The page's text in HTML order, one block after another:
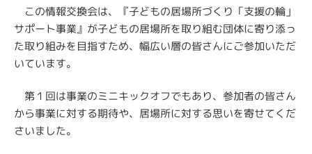
この情報交換会は、『子どもの居場所づくり「支援の輪」
サポート事業』が子どもの居場所を取り組む団体に寄り添っ
た取り組みを目指すため、幅広い層の皆さんにご参加いただ
いています。
第１回は事業のミニキックオフでもあり、参加者の皆さん
から事業に対する期待や、居場所に対する思いを寄せてくだ
さいました。